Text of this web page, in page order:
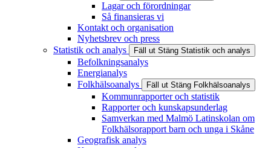
Lagar och förordningar
Så finansieras vi
Kontakt och organisation
Nyhetsbrev och press
Statistik och analys
Fäll ut Stäng Statistik och analys
Befolkningsanalys
Energianalys
Folkhälsoanalys
Fäll ut Stäng Folkhälsoanalys
Kommunrapporter och statistik
Rapporter och kunskapsunderlag
Samverkan med Malmö Latinskolan om
Folkhälsorapport barn och unga i Skåne
Geografisk analys